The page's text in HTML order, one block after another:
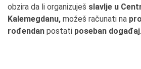
obzira da li organizuješ slavlje u
Kalemegdanu, možeš računati na
rođendan postati poseban događaj.